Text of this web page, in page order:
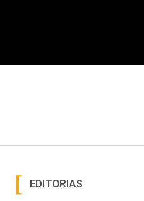
EDITORIAS